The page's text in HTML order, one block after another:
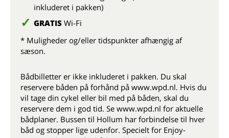
inkluderet i pakken)
GRATIS Wi-Fi
* Muligheder og/eller tidspunkter afhængig af
sæson.
Bådbilletter er ikke inkluderet i pakken. Du skal
reservere båden på forhånd på www.wpd.nl. Hvis du
vil tage din cykel eller bil med på båden, skal du
reservere dem i god tid. Se www.wpd.nl for aktuelle
bådplaner. Bussen til Hollum har forbindelse til hver
båd og stopper lige udenfor. Specielt for Enjoy-